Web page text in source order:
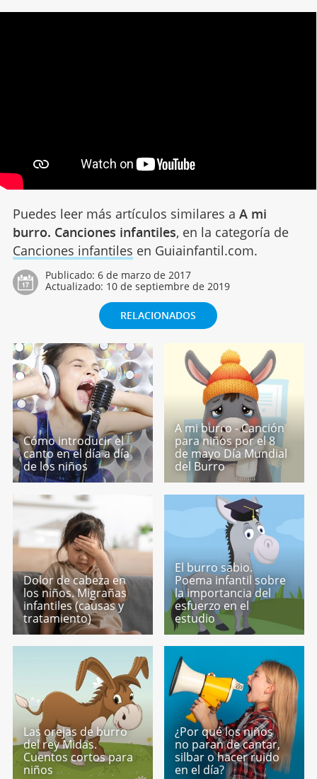
Puedes leer más artículos similares a A mi
burro. Canciones infantiles, en la categoría de
Canciones infantiles en Guiainfantil.com.
Publicado: 6 de marzo de 2017
Actualizado: 10 de septiembre de 2019
RELACIONADOS
Cómo introducir el
canto en el día a día
de los niños
A mi burro - Canción
para niños por el 8
de mayo Día Mundial
del Burro
Dolor de cabeza en
los niños. Migrañas
infantiles (causas y
tratamiento)
El burro sabio.
Poema infantil sobre
la importancia del
esfuerzo en el
estudio
Las orejas de burro
del rey Midas.
Cuentos cortos para
niños
¿Por qué los niños
no paran de cantar,
silbar o hacer ruido
en el día?